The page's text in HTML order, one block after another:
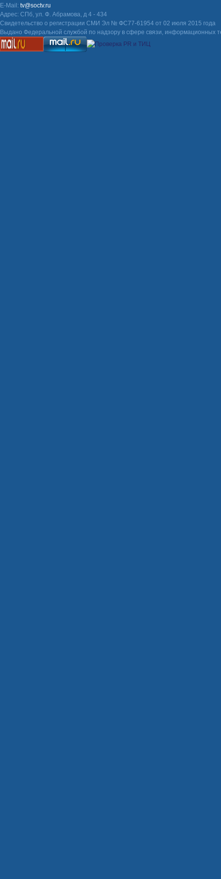
E-Mail: tv@soctv.ru
Адрес: СПб, ул. Ф. Абрамова, д 4 - 434
Свидетельство о регистрации СМИ Эл № ФС77-61954 от 02 июля 2015 года
Выдано Федеральной службой по надзору в сфере связи, информационных